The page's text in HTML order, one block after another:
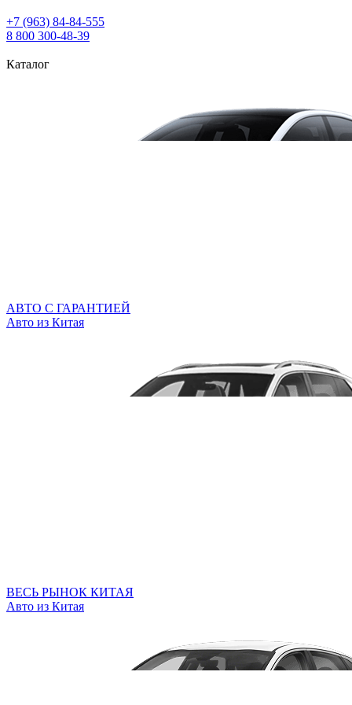
+7 (963) 84‑84‑555
8 800 300‑48‑39
Каталог
АВТО С ГАРАНТИЕЙ
Авто из Китая
ВЕСЬ РЫНОК КИТАЯ
Авто из Китая